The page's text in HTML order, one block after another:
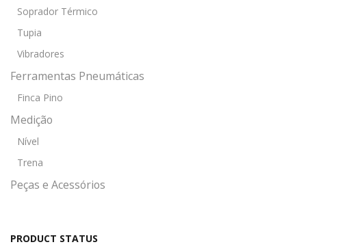
Soprador Térmico
Tupia
Vibradores
Ferramentas Pneumáticas
Finca Pino
Medição
Nível
Trena
Peças e Acessórios
PRODUCT STATUS